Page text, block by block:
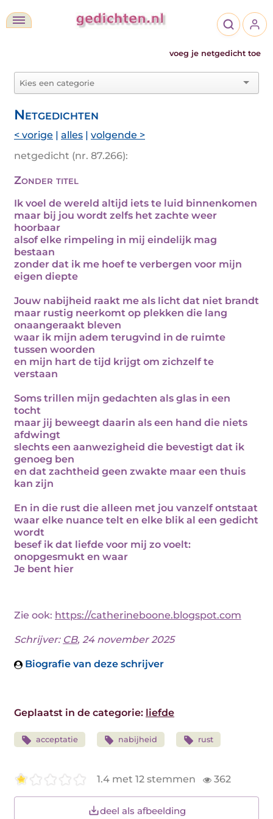
voeg je netgedicht toe
Netgedichten
< vorige | alles | volgende >
netgedicht (nr. 87.266):
Zonder titel
Ik voel de wereld altijd iets te luid binnenkomen
maar bij jou wordt zelfs het zachte weer
hoorbaar
alsof elke rimpeling in mij eindelijk mag
bestaan
zonder dat ik me hoef te verbergen voor mijn
eigen diepte
Jouw nabijheid raakt me als licht dat niet brandt
maar rustig neerkomt op plekken die lang
onaangeraakt bleven
waar ik mijn adem terugvind in de ruimte
tussen woorden
en mijn hart de tijd krijgt om zichzelf te
verstaan
Soms trillen mijn gedachten als glas in een
tocht
maar jij beweegt daarin als een hand die niets
afdwingt
slechts een aanwezigheid die bevestigt dat ik
genoeg ben
en dat zachtheid geen zwakte maar een thuis
kan zijn
En in die rust die alleen met jou vanzelf ontstaat
waar elke nuance telt en elke blik al een gedicht
wordt
besef ik dat liefde voor mij zo voelt:
onopgesmukt en waar
Je bent hier
Zie ook: https://catherineboone.blogspot.com
Schrijver: CB, 24 november 2025
Biografie van deze schrijver
Geplaatst in de categorie: liefde
acceptatie nabijheid rust
1.4 met 12 stemmen 362
deel als afbeelding